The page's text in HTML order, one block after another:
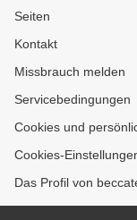
Seiten
Kontakt
Missbrauch melden
Servicebedingungen
Cookies und
Cookies-
Das Profil von